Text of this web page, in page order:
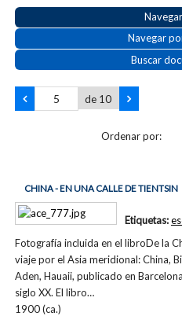
Navegar
Buscar
de 10
Ordenar por:
CHINA - EN UNA CALLE DE TIENTSIN
Fotografía incluida en el libroDe la
viaje por el Asia meridional: China,
Aden, Hauaii, publicado en
siglo XX. El libro…
1900 (ca.)
Etiquetas: